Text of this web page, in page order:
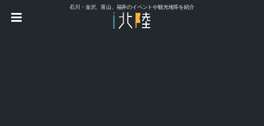
石川・金沢、富山、福井のイベントや観光地等を紹介